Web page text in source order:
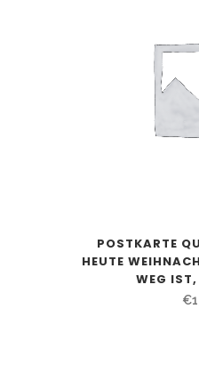
POSTKARTE
HEUTE
WEG
€